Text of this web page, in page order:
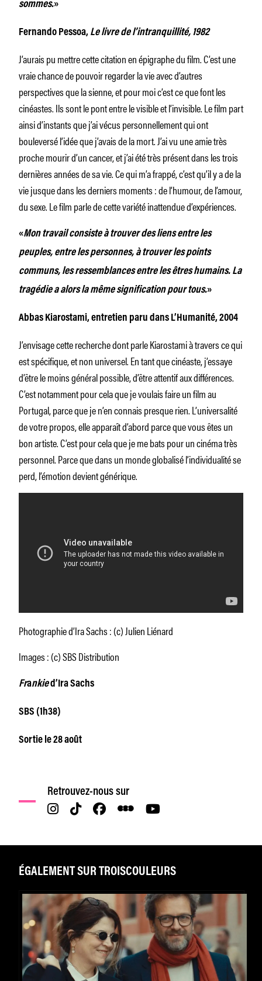
sommes.»
Fernando Pessoa, Le livre de l’intranquillité, 1982
J’aurais pu mettre cette citation en épigraphe du film. C’est une
vraie chance de pouvoir regarder la vie avec d’autres
perspectives que la sienne, et pour moi c’est ce que font les
cinéastes. Ils sont le pont entre le visible et l’invisible. Le film part
ainsi d’instants que j’ai vécus personnellement qui ont
bouleversé l’idée que j’avais de la mort. J’ai vu une amie très
proche mourir d’un cancer, et j’ai été très présent dans les trois
dernières années de sa vie. Ce qui m’a frappé, c’est qu’il y a de la
vie jusque dans les derniers moments : de l’humour, de l’amour,
du sexe. Le film parle de cette variété inattendue d’expériences.
«Mon travail consiste à trouver des liens entre les
peuples, entre les personnes, à trouver les points
communs, les ressemblances entre les êtres humains. La
tragédie a alors la même signification pour tous.»
Abbas Kiarostami, entretien paru dans L’Humanité, 2004
J’envisage cette recherche dont parle Kiarostami à travers ce qui
est spécifique, et non universel. En tant que cinéaste, j’essaye
d’être le moins général possible, d’être attentif aux différences.
C’est notamment pour cela que je voulais faire un film au
Portugal, parce que je n’en connais presque rien. L’universalité
de votre propos, elle apparaît d’abord parce que vous êtes un
bon artiste. C’est pour cela que je me bats pour un cinéma très
personnel. Parce que dans un monde globalisé l’individualité se
perd, l’émotion devient générique.
Photographie d’Ira Sachs : (c) Julien Liénard
Images : (c) SBS Distribution
Frankied’Ira Sachs
SBS (1h38)
Sortie le 28 août
Retrouvez-nous sur
ÉGALEMENT SUR TROISCOULEURS